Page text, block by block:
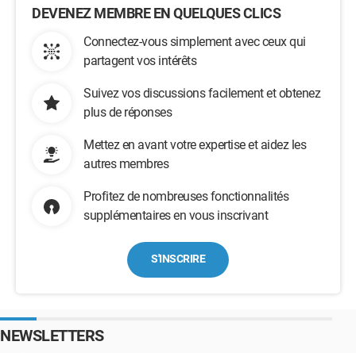
DEVENEZ MEMBRE EN QUELQUES CLICS
Connectez-vous simplement avec ceux qui
partagent vos intérêts
Suivez vos discussions facilement et obtenez
plus de réponses
Mettez en avant votre expertise et aidez les
autres membres
Profitez de nombreuses fonctionnalités
supplémentaires en vous inscrivant
S'INSCRIRE
NEWSLETTERS